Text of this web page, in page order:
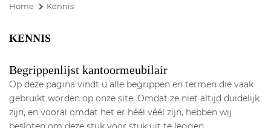
Home Kennis
KENNIS
Begrippenlijst kantoormeubilair
Op deze pagina vindt u alle begrippen en termen die vaak
gebruikt worden op onze site. Omdat ze niet altijd duidelijk
zijn, en vooral omdat het er héél véél zijn, hebben wij